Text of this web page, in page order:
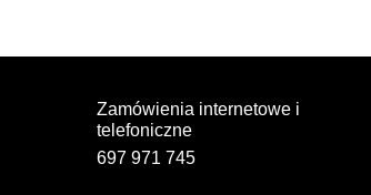
Zamówienia internetowe i
telefoniczne
697 971 745